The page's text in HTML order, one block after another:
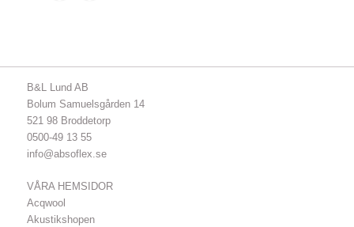
B&L Lund AB
Bolum Samuelsgården 14
521 98 Broddetorp
0500-49 13 55
info@absoflex.se
VÅRA HEMSIDOR
Acqwool
Akustikshopen